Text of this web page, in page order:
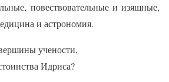
повествовательные и изящные,
и астрономия.
учености,
Идриса?